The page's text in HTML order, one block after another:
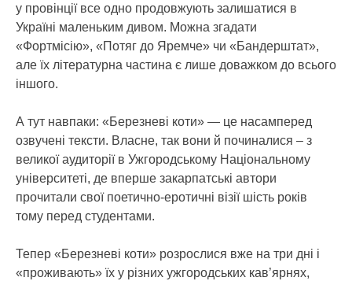
у провінції все одно продовжують залишатися в
Україні маленьким дивом. Можна згадати
«Фортмісію», «Потяг до Яремче» чи «Бандерштат»,
але їх літературна частина є лише доважком до всього
іншого.
А тут навпаки: «Березневі коти» — це насамперед
озвучені тексти. Власне, так вони й починалися – з
великої аудиторії в Ужгородському Національному
університеті, де вперше закарпатські автори
прочитали свої поетично-еротичні візії шість років
тому перед студентами.
Тепер «Березневі коти» розрослися вже на три дні і
«проживають» їх у різних ужгородських кав’ярнях,